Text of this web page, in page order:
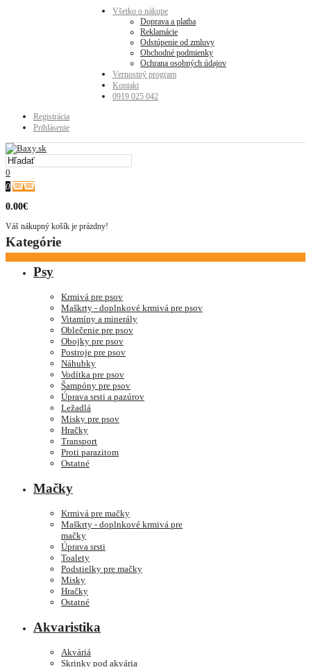
Všetko o nákupe
Doprava a platba
Reklamácie
Odstúpenie od zmluvy
Obchodné podmienky
Ochrana osobných údajov
Vernostný program
Kontakt
0919 025 042
Registrácia
Prihlásenie
0
0
0.00€
Váš nákupný košík je prázdny!
Kategórie
Psy
Krmivá pre psov
Maškrty - doplnkové krmivá pre psov
Vitamíny a minerály
Oblečenie pre psov
Obojky pre psov
Postroje pre psov
Náhubky
Vodítka pre psov
Šampóny pre psov
Úprava srsti a pazúrov
Ležadlá
Misky pre psov
Hračky
Transport
Proti parazitom
Ostatné
Mačky
Krmivá pre mačky
Maškrty - doplnkové krmivá pre
mačky
Úprava srsti
Toalety
Podstielky pre mačky
Misky
Hračky
Ostatné
Akvaristika
Akváriá
Skrinky pod akvária